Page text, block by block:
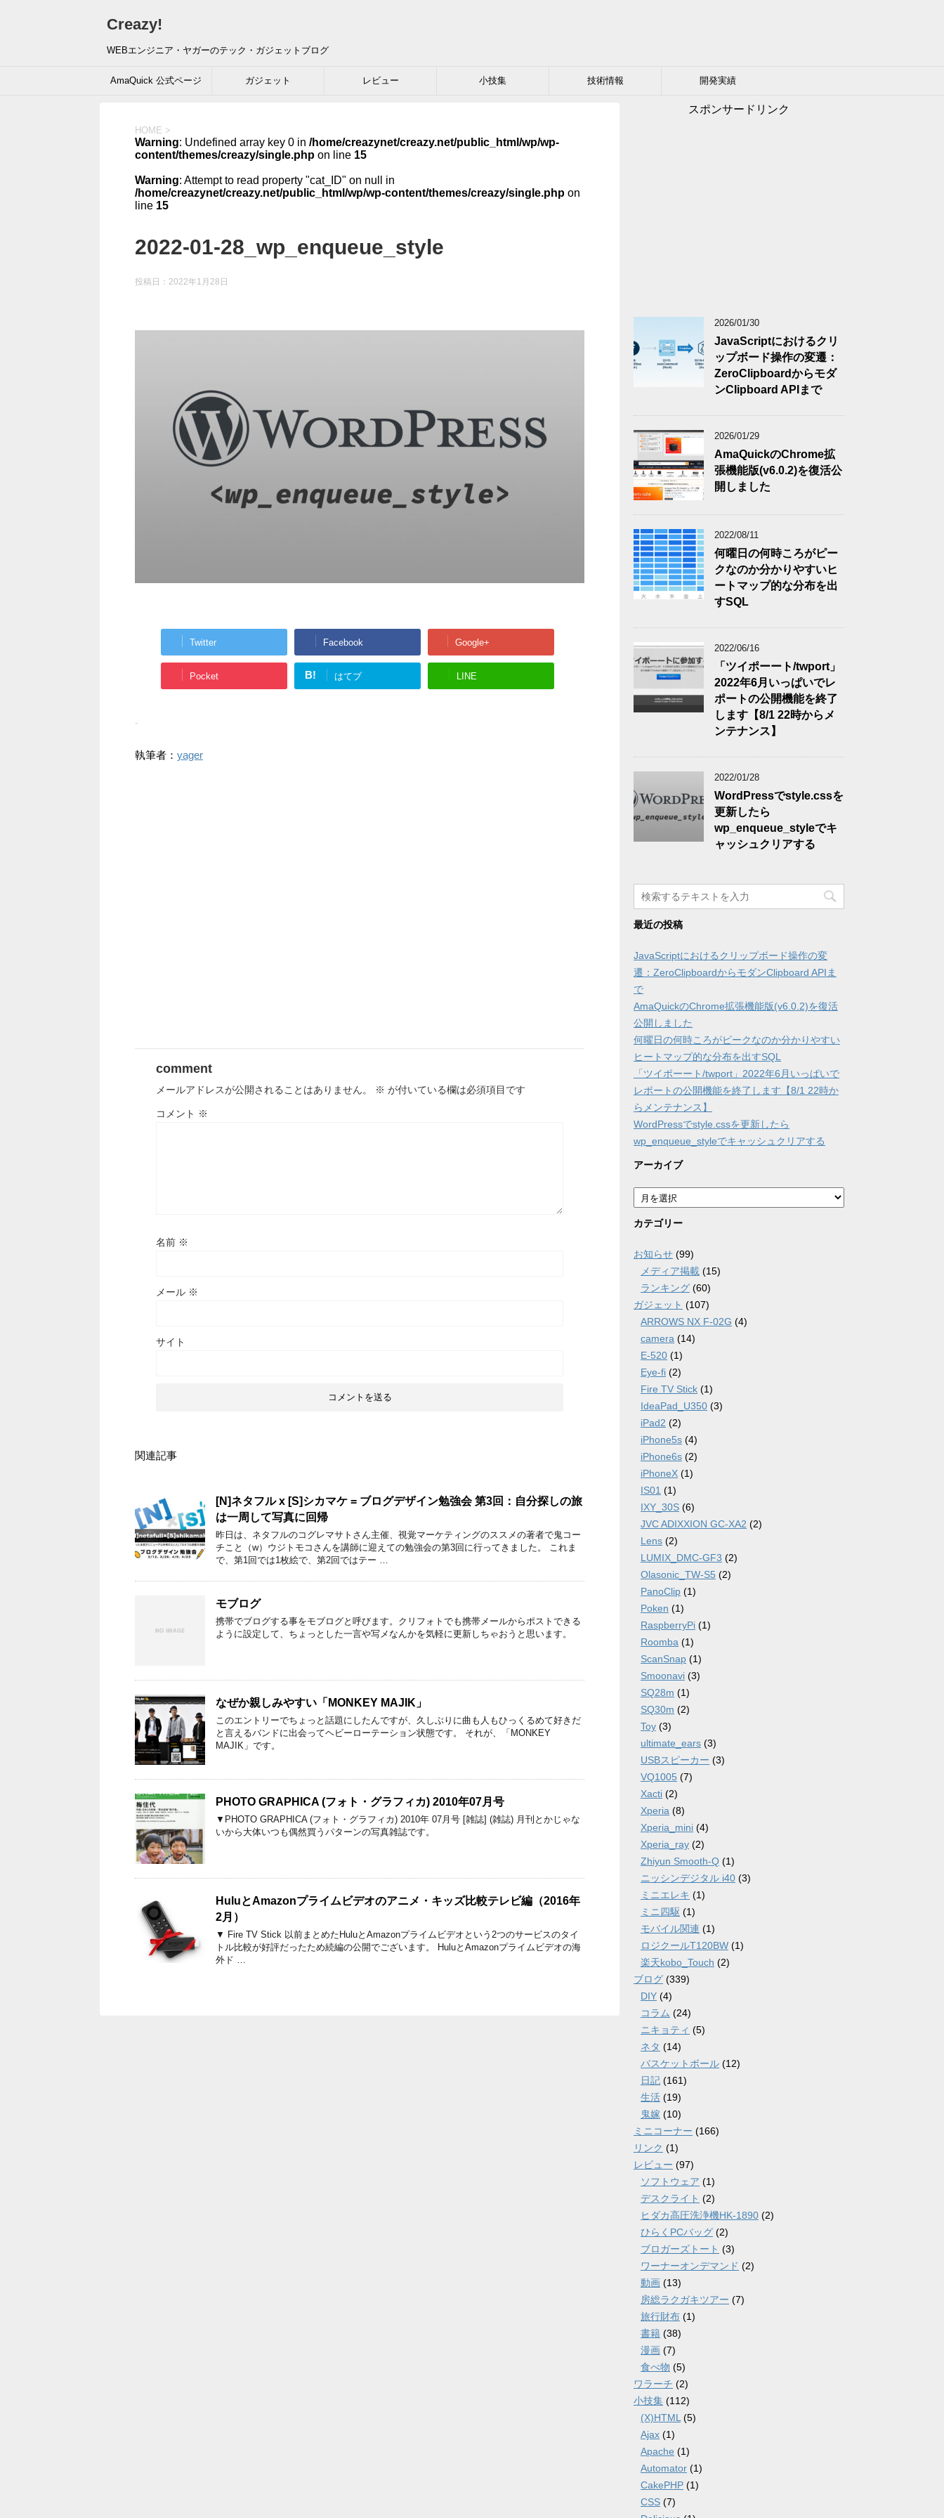
Creazy!
WEBエンジニア・ヤガーのテック・ガジェットブログ
AmaQuick 公式ページ ガジェット レビュー 小技集 技術情報 開発実績
HOME >
Warning: Undefined array key 0 in /home/creazynet/creazy.net/public_html/wp/wp-
content/themes/creazy/single.php on line 15
Warning: Attempt to read property "cat_ID" on null in
/home/creazynet/creazy.net/public_html/wp/wp-content/themes/creazy/single.php on
line 15
2022-01-28_wp_enqueue_style
投稿日： 2022年1月28日
Twitter Facebook Google+
Pocket B! はてブ LINE
-
執筆者： yager
comment
メールアドレスが公開されることはありません。 ※ が付いている欄は必須項目です
コメント ※
名前 ※
メール ※
サイト
関連記事
[N]ネタフル x [S]シカマケ = ブログデザイン勉強会 第3回：自分探しの旅
は一周して写真に回帰
昨日は、ネタフルのコグレマサトさん主催、視覚マーケティングのススメの著者で鬼コー
チこと（w）ウジトモコさんを講師に迎えての勉強会の第3回に行ってきました。 これま
で、第1回では1枚絵で、第2回ではテー …
モブログ
携帯でブログする事をモブログと呼びます。クリフォトでも携帯メールからポストできる
ように設定して、ちょっとした一言や写メなんかを気軽に更新しちゃおうと思います。
なぜか親しみやすい「MONKEY MAJIK」
このエントリーでちょっと話題にしたんですが、久しぶりに曲も人もひっくるめて好きだ
と言えるバンドに出会ってヘビーローテーション状態です。 それが、「MONKEY
MAJIK」です。
PHOTO GRAPHICA (フォト・グラフィカ) 2010年07月号
▼PHOTO GRAPHICA (フォト・グラフィカ) 2010年 07月号 [雑誌] (雑誌) 月刊とかじゃな
いから大体いつも偶然買うパターンの写真雑誌です。
HuluとAmazonプライムビデオのアニメ・キッズ比較テレビ編（2016年
2月）
▼ Fire TV Stick 以前まとめたHuluとAmazonプライムビデオという2つのサービスのタイ
トル比較が好評だったため続編の公開でございます。 HuluとAmazonプライムビデオの海
外ド …
スポンサードリンク
2026/01/30
JavaScriptにおけるクリ
ップボード操作の変遷：
ZeroClipboardからモダ
ンClipboard APIまで
2026/01/29
AmaQuickのChrome拡
張機能版(v6.0.2)を復活公
開しました
2022/08/11
何曜日の何時ころがピー
クなのか分かりやすいヒ
ートマップ的な分布を出
すSQL
2022/06/16
「ツイポーート/twport」
2022年6月いっぱいでレ
ポートの公開機能を終了
します【8/1 22時からメ
ンテナンス】
2022/01/28
WordPressでstyle.cssを
更新したら
wp_enqueue_styleでキ
ャッシュクリアする
最近の投稿
JavaScriptにおけるクリップボード操作の変
遷：ZeroClipboardからモダンClipboard APIま
で
AmaQuickのChrome拡張機能版(v6.0.2)を復活
公開しました
何曜日の何時ころがピークなのか分かりやすい
ヒートマップ的な分布を出すSQL
「ツイポーート/twport」2022年6月いっぱいで
レポートの公開機能を終了します【8/1 22時か
らメンテナンス】
WordPressでstyle.cssを更新したら
wp_enqueue_styleでキャッシュクリアする
アーカイブ
ア
ー
カ
ブ
カテゴリー
お知らせ (99)
メディア掲載 (15)
ランキング (60)
ガジェット (107)
ARROWS NX F-02G (4)
camera (14)
E-520 (1)
Eye-fi (2)
Fire TV Stick (1)
IdeaPad_U350 (3)
iPad2 (2)
iPhone5s (4)
iPhone6s (2)
iPhoneX (1)
IS01 (1)
IXY_30S (6)
JVC ADIXXION GC-XA2 (2)
Lens (2)
LUMIX_DMC-GF3 (2)
Olasonic_TW-S5 (2)
PanoClip (1)
Poken (1)
RaspberryPi (1)
Roomba (1)
ScanSnap (1)
Smoonavi (3)
SQ28m (1)
SQ30m (2)
Toy (3)
ultimate_ears (3)
USBスピーカー (3)
VQ1005 (7)
Xacti (2)
Xperia (8)
Xperia_mini (4)
Xperia_ray (2)
Zhiyun Smooth-Q (1)
ニッシンデジタル i40 (3)
ミニエレキ (1)
ミニ四駆 (1)
モバイル関連 (1)
ロジクールT120BW (1)
楽天kobo_Touch (2)
ブログ (339)
DIY (4)
コラム (24)
ニキョティ (5)
ネタ (14)
バスケットボール (12)
日記 (161)
生活 (19)
鬼嫁 (10)
ミニコーナー (166)
リンク (1)
レビュー (97)
ソフトウェア (1)
デスクライト (2)
ヒダカ高圧洗浄機HK-1890 (2)
ひらくPCバッグ (2)
ブロガーズトート (3)
ワーナーオンデマンド (2)
動画 (13)
房総ラクガキツアー (7)
旅行財布 (1)
書籍 (38)
漫画 (7)
食べ物 (5)
ワラーチ (2)
小技集 (112)
(X)HTML (5)
Ajax (1)
Apache (1)
Automator (1)
CakePHP (1)
CSS (7)